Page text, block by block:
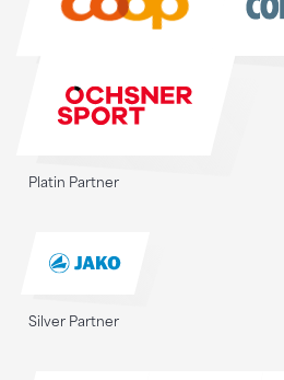
Platin Partner
Silver Partner